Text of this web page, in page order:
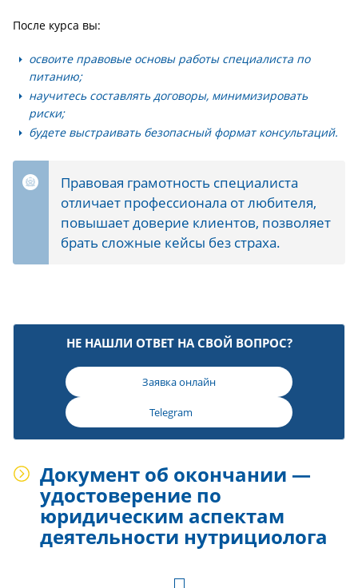
После курса вы:
освоите правовые основы работы специалиста по
питанию;
научитесь составлять договоры, минимизировать
риски;
будете выстраивать безопасный формат консультаций.
Правовая грамотность специалиста
отличает профессионала от любителя,
повышает доверие клиентов, позволяет
брать сложные кейсы без страха.
НЕ НАШЛИ ОТВЕТ НА СВОЙ ВОПРОС?
Заявка онлайн
Telegram
Документ об окончании —
удостоверение по
юридическим аспектам
деятельности нутрициолога